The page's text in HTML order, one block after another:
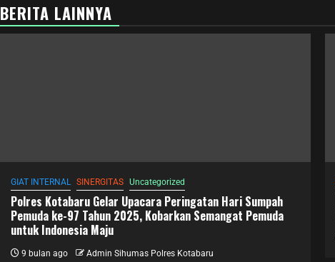
BERITA LAINNYA
GIAT INTERNAL SINERGITAS Uncategorized
Polres Kotabaru Gelar Upacara Peringatan Hari Sumpah
Pemuda ke-97 Tahun 2025, Kobarkan Semangat Pemuda
untuk Indonesia Maju
9 bulan ago Admin Sihumas Polres Kotabaru